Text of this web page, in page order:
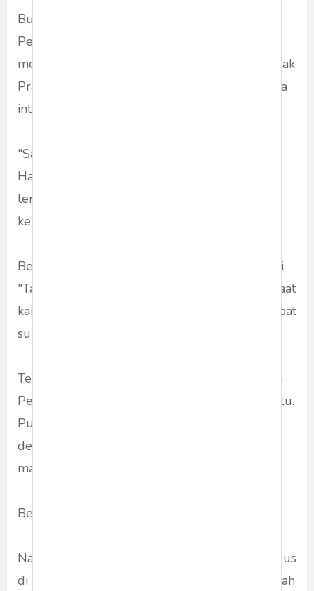
Bu Mega memberi isyarat bahwa PDI-
Perjuangan kan sudah tahu diri. Tidak
mengganggu Jabar dan Banten. Kandangnya Pak
Prabowo. Kok Jateng diganggu. Begitu kira-kira
inti kalimat-kalimat beliau.
"Saya pun terpaksa menyerukan Jawa Tengah.
Hayo! Bantengnya jangan hanya merumput
terus. Asah tanduk kalian!" katanya. Hadirin
kembali grrrr.
Beliau pun menyebutkan nama Puan Maharani.
"Tahu nggak dia anak siapa?“ tanya Bu Mega saat
kampanye di Jateng dulu. "Puan harus mendapat
suara lebih 500.000," tambahnya.
Tentu ini terkait dengan tipu-menipu tadi. PDI-
Perjuangan akhirnya menjadi pemenang Pemilu.
Puan Maharani terpilih menjadi anggota DPR
dengan suara terbesar. Maka kali ini tidak akan
mau lagi kalau Puan tidak jadi ketua DPR.
Begitu maksudnya.
Nama Prabowo sendiri mendapat tempat khusus
di pembukaan kongres itu. Bukan saja di sebelah